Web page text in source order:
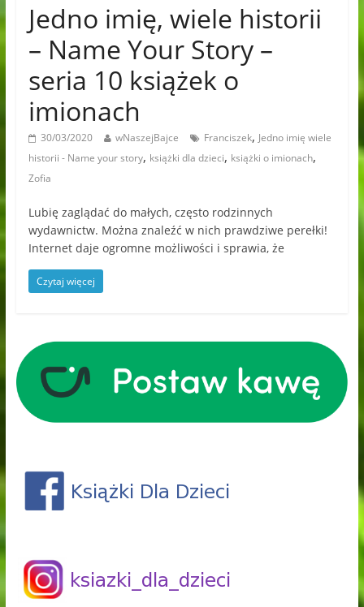
Jedno imię, wiele historii
– Name Your Story –
seria 10 książek o
imionach
30/03/2020 wNaszejBajce Franciszek, Jedno imię wiele
historii - Name your story, książki dla dzieci, książki o imionach,
Zofia
Lubię zaglądać do małych, często rodzinnych
wydawnictw. Można znaleźć w nich prawdziwe perełki!
Internet daje ogromne możliwości i sprawia, że
Czytaj więcej